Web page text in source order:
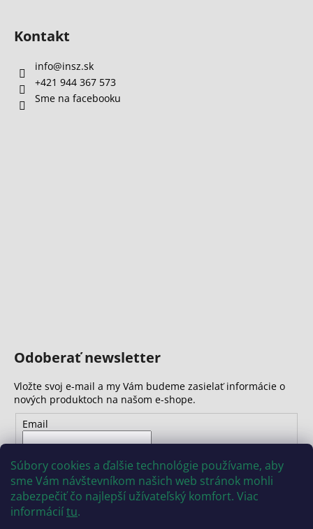
Súbory cookies a ďalšie technológie používame, aby
sme Vám návštevníkom našich web stránok mohli
zabezpečiť čo najlepší užívateľský komfort. Viac
informáciítu.
Kontakt
info@insz.sk
+421 944 367 573
Sme na facebooku
Odoberať newsletter
Vložte svoj e-mail a my Vám budeme zasielať informácie o
nových produktoch na našom e-shope.
Email
osobných údajov
PRIHLÁSIŤ SA